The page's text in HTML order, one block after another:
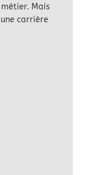
Mais
carrière